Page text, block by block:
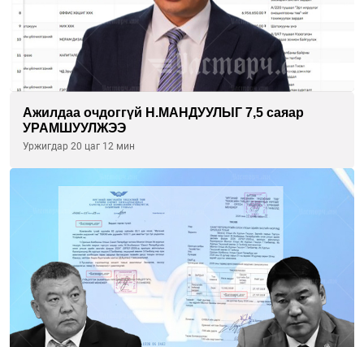
Ажилдаа очдоггүй Н.МАНДУУЛЫГ 7,5 саяар
УРАМШУУЛЖЭЭ
Уржигдар 20 цаг 12 мин